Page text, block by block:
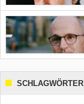
SCHLAGWÖRTER